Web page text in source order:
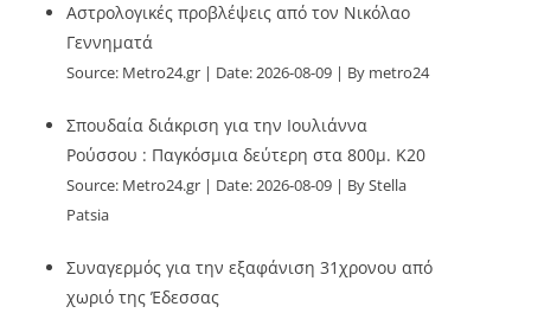
Αστρολογικές προβλέψεις από τον Νικόλαο
Γεννηματά
Source: Metro24.gr Date: 2026-08-09 By metro24
Σπουδαία διάκριση για την Ιουλιάννα
Ρούσσου : Παγκόσμια δεύτερη στα 800μ. Κ20
Source: Metro24.gr Date: 2026-08-09
By Stella
Patsia
Συναγερμός για την εξαφάνιση 31χρονου από
χωριό της Έδεσσας